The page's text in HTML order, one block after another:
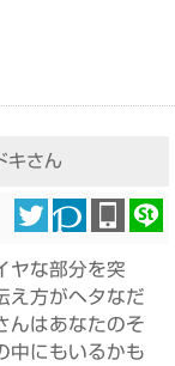
キさん
ヤな部分を突
え方がヘタなだ
んはあなたのそ
中にもいるかも